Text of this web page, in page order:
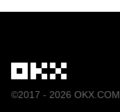
©2017 - 2026 OKX.COM